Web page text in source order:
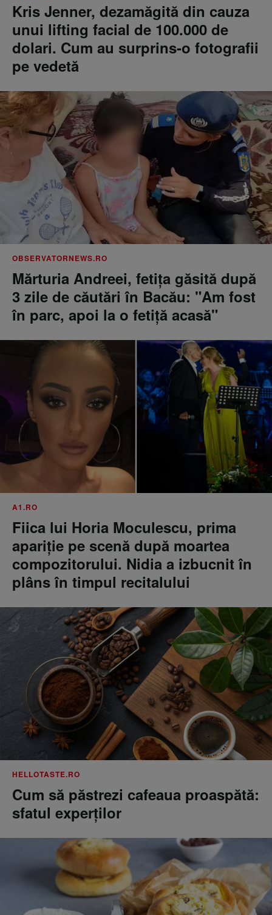
Kris Jenner, dezamăgită din cauza
unui lifting facial de 100.000 de
dolari. Cum au surprins-o fotografii
pe vedetă
OBSERVATORNEWS.RO
Mărturia Andreei, fetiţa găsită după
3 zile de căutări în Bacău: "Am fost
în parc, apoi la o fetiţă acasă"
A1.RO
Fiica lui Horia Moculescu, prima
apariție pe scenă după moartea
compozitorului. Nidia a izbucnit în
plâns în timpul recitalului
HELLOTASTE.RO
Cum să păstrezi cafeaua proaspătă:
sfatul experților